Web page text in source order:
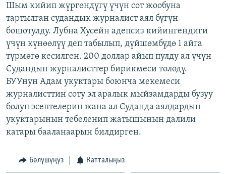
БИЗ ЖАНА ДҮЙНӨ
ЭЖЕ-СИҢДИЛЕР
ЫҢГАЙСЫЗ СУРООЛОР
Русский
ОНЛАЙН ШЕРИНЕ
ЭЕ/АРнун бардык сайттары
Шым кийип жүргөндүгү үчүн сот жообуна
тартылган судандык журналист аял бүгүн
бошотулду. Лубна Хусейн адепсиз кийингендиги
үчүн күнөөлүү деп табылып, дүйшөмбүдө 1 айга
түрмөгө кесилген. 200 доллар айып пулду ал үчүн
Судандын журналисттер бирикмеси төлөдү.
БУУнун Адам укуктары боюнча мекемеси
журналисттин соту эл аралык мыйзамдарды бузуу
болуп эсептелерин жана ал Суданда аялдардын
укуктарынын тебеленип жатышынын далили
катары бааланаарын билдирген.
Бөлүшүңүз Катталыңыз